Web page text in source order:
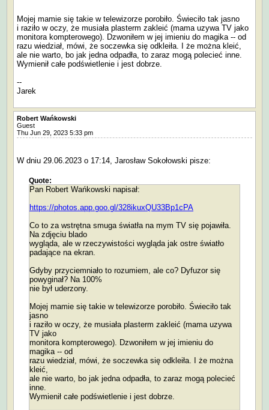
Mojej mamie się takie w telewizorze porobiło. Świeciło tak jasno
i raziło w oczy, że musiała plasterm zakleić (mama uzywa TV jako
monitora kompterowego). Dzwoniłem w jej imieniu do magika -- od
razu wiedział, mówi, że soczewka się odkleiła. I że można kleić,
ale nie warto, bo jak jedna odpadła, to zaraz mogą polecieć inne.
Wymienił całe podświetlenie i jest dobrze.
--
Jarek
Robert Wańkowski
Guest
Thu Jun 29, 2023 5:33 pm
W dniu 29.06.2023 o 17:14, Jarosław Sokołowski pisze:
Quote:
Pan Robert Wańkowski napisał:
https://photos.app.goo.gl/328ikuxQU33Bp1cPA
Co to za wstrętna smuga światła na mym TV się pojawiła.
Na zdjęciu blado
wygląda, ale w rzeczywistości wygląda jak ostre światło
padające na ekran.
Gdyby przyciemniało to rozumiem, ale co? Dyfuzor się
powyginał? Na 100%
nie był uderzony.
Mojej mamie się takie w telewizorze porobiło. Świeciło tak
jasno
i raziło w oczy, że musiała plasterm zakleić (mama uzywa
TV jako
monitora kompterowego). Dzwoniłem w jej imieniu do
magika -- od
razu wiedział, mówi, że soczewka się odkleiła. I że można
kleić,
ale nie warto, bo jak jedna odpadła, to zaraz mogą polecieć
inne.
Wymienił całe podświetlenie i jest dobrze.